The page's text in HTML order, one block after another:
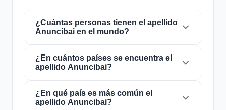
¿Cuántas personas tienen el apellido
Anuncibai en el mundo?
Actualmente hay aproximadamente1
personascon el apellido
mundo. Esto significa que aproximadamente 1
de cada8,000,000,000 personas
mundo lleva este apellido. Se encuentra
¿En cuántos países se encuentra el
apellido Anuncibai?
El apellidoAnuncibaiestá presente en
paísesde todo el mundo. Esto lo clasifica
¿En qué país es más común el
apellido Anuncibai?